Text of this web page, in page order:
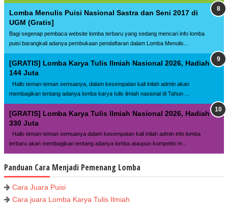
Lomba Menulis Puisi Nasional Sastra dan Seni 2017 di
UGM (Gratis]
Bagi segenap pembaca website lomba terbaru yang sedang mencari info lomba
puisi barangkali adanya pembukaan pendaftaran dalam Lomba Menulis...
[GRATIS] Lomba Karya Tulis Ilmiah Nasional 2026, Hadiah
144 Juta
Hallo teman-teman semuanya, dalam kesempatan kali inilah admin akan
membagikan tentang adanya lomba karya tulis ilmiah nasional di Tahun ...
[GRATIS] Lomba Karya Tulis Ilmiah Nasional 2026, Hadiah
330 Juta
Hallo teman-teman semuanya dalam kesempatan kali inilah admin info lomba
terbaru akan membagikan tentang adanya lomba ataupun kompetisi m...
Panduan Cara Menjadi Pemenang Lomba
Cara Juara Puisi
Cara juara Lomba Karya Tulis Ilmiah